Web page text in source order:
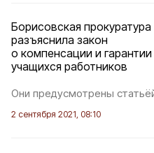
Борисовская прокуратура
разъяснила закон
о компенсации и гарантии
учащихся работников
Они предусмотрены
2 сентября 2021, 08:10